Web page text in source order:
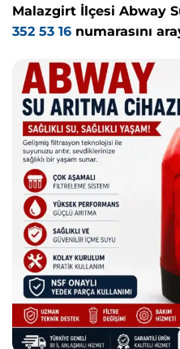
Malazgirt İlçesi Abway
352 53 16 numarasını